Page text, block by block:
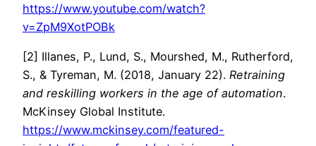
https://www.youtube.com/watch?
v=ZpM9XotPOBk
[2] Illanes, P., Lund, S., Mourshed, M., Rutherford,
S., & Tyreman, M. (2018, January 22). Retraining
and reskilling workers in the age of automation.
McKinsey Global Institute.
https://www.mckinsey.com/featured-